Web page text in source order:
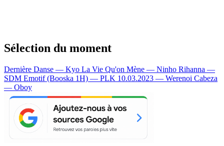
Sélection du moment
Dernière Danse — Kyo La Vie Qu'on Mène — Ninho Rihanna —
SDM Emotif (Booska 1H) — PLK 10.03.2023 — Werenoi Cabeza
— Oboy